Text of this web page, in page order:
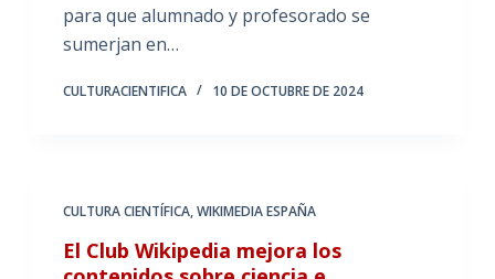
para que alumnado y profesorado se
sumerjan en…
CULTURACIENTIFICA 10 DE OCTUBRE DE 2024
CULTURA CIENTÍFICA,WIKIMEDIA ESPAÑA
El Club Wikipedia mejora los